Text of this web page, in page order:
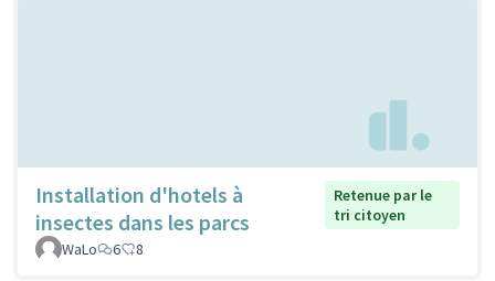
Installation d'hotels à
insectes dans les parcs
Retenue par le
tri citoyen
WaLo
6 8